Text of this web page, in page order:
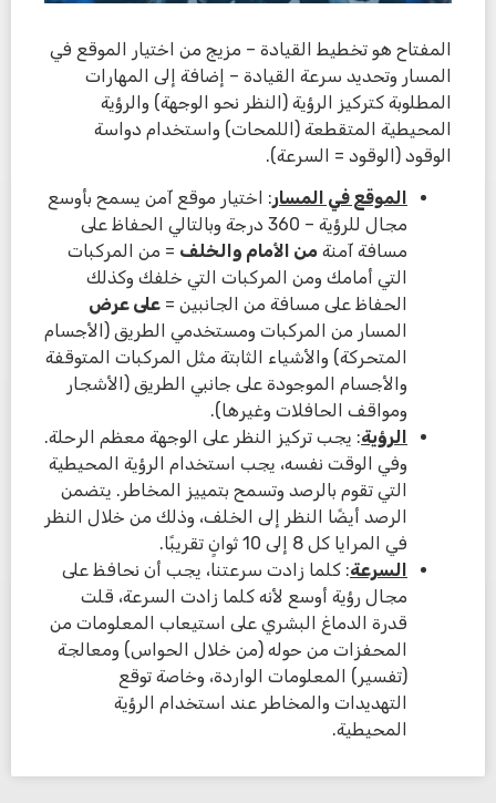
المفتاح هو تخطيط القيادة – مزيج من اختيار الموقع في
المسار وتحديد سرعة القيادة – إضافة إلى المهارات
المطلوبة كتركيز الرؤية (النظر نحو الوجهة) والرؤية
المحيطية المتقطعة (اللمحات) واستخدام دواسة
الوقود (الوقود = السرعة).
الموقع في المسار: اختيار موقع آمن يسمح بأوسع
مجال للرؤية – 360 درجة وبالتالي الحفاظ على
مسافة آمنة من الأمام والخلف = من المركبات
التي أمامك ومن المركبات التي خلفك وكذلك
الحفاظ على مسافة من الجانبين = على عرض
المسار من المركبات ومستخدمي الطريق (الأجسام
المتحركة) والأشياء الثابتة مثل المركبات المتوقفة
والأجسام الموجودة على جانبي الطريق (الأشجار
ومواقف الحافلات وغيرها).
الرؤية: يجب تركيز النظر على الوجهة معظم الرحلة.
وفي الوقت نفسه، يجب استخدام الرؤية المحيطية
التي تقوم بالرصد وتسمح بتمييز المخاطر. يتضمن
الرصد أيضًا النظر إلى الخلف، وذلك من خلال النظر
في المرايا كل 8 إلى 10 ثوانٍ تقريبًا.
السرعة: كلما زادت سرعتنا، يجب أن نحافظ على
مجال رؤية أوسع لأنه كلما زادت السرعة، قلت
قدرة الدماغ البشري على استيعاب المعلومات من
المحفزات من حوله (من خلال الحواس) ومعالجة
(تفسير) المعلومات الواردة، وخاصة توقع
التهديدات والمخاطر عند استخدام الرؤية
المحيطية.